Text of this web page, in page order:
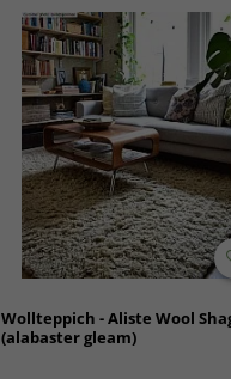
Wollteppich - Aliste Wool
(alabaster gleam)